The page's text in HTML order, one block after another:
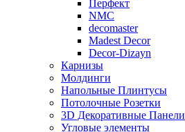
Перфект
NMC
decomaster
Madest Decor
Decor-Dizayn
Карнизы
Молдинги
Напольные Плинтусы
Потолочные Розетки
3D Декоративные Панели
Угловые элементы